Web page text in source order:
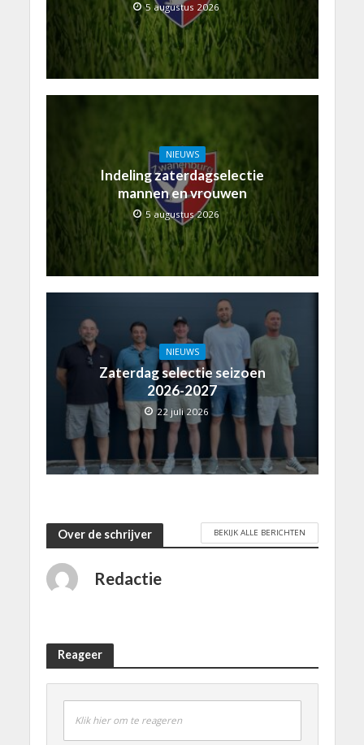
5 augustus 2026
NIEUWS
Indeling zaterdagselectie
mannen en vrouwen
5 augustus 2026
NIEUWS
Zaterdag selectie seizoen
2026-2027
22 juli 2026
Over de schrijver BEKIJK ALLE BERICHTEN
Redactie
Reageer
Klik hier om te reageren